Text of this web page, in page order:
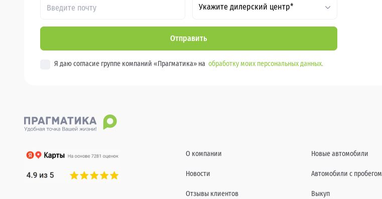
Укажите дилерский центр*
Отправить
Я даю согласие группе компаний «Прагматика» на обработку моих персональных данных.
О компании
Новости
Отзывы клиентов
Новые автомобили
Автомобили с пробегом
Выкуп